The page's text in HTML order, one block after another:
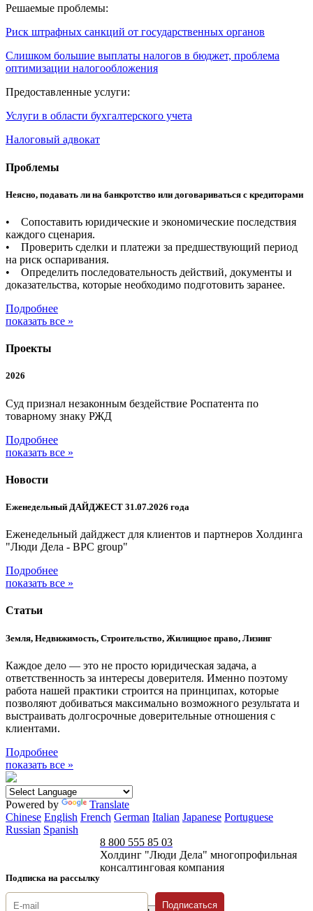
Решаемые проблемы:
Риск штрафных санкций от государственных органов
Слишком большие выплаты налогов в бюджет, проблема
оптимизации налогообложения
Предоставленные услуги:
Услуги в области бухгалтерского учета
Налоговый адвокат
Проблемы
Неясно, подавать ли на банкротство или договариваться с кредиторами
• Сопоставить юридические и экономические последствия
каждого сценария.
• Проверить сделки и платежи за предшествующий период
на риск оспаривания.
• Определить последовательность действий, документы и
доказательства, которые необходимо подготовить заранее.
Подробнее
показать все »
Проекты
2026
Суд признал незаконным бездействие Роспатента по
товарному знаку РЖД
Подробнее
показать все »
Новости
Еженедельный ДАЙДЖЕСТ 31.07.2026 года
Еженедельный дайджест для клиентов и партнеров Холдинга
"Люди Дела - BPC group"
Подробнее
показать все »
Статьи
Земля, Недвижимость, Строительство, Жилищное право, Лизинг
Каждое дело — это не просто юридическая задача, а
ответственность за интересы доверителя. Именно поэтому
работа нашей практики строится на принципах, которые
позволяют добиваться максимально возможного результата и
выстраивать долгосрочные доверительные отношения с
клиентами.
Подробнее
показать все »
Powered by
Translate
Chinese English French German Italian Japanese Portuguese
Russian Spanish
Подписка на рассылку
8 800 555 85 03
Холдинг "Люди Дела" многопрофильная
консалтинговая компания
Подписаться